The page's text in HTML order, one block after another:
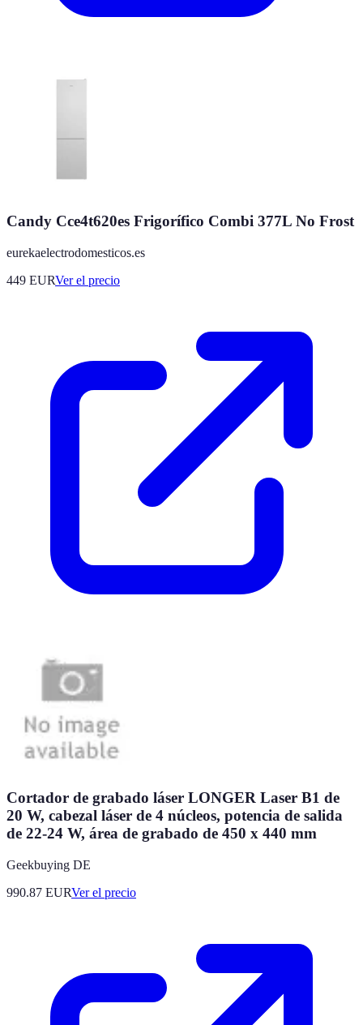
Candy Cce4t620es Frigorífico Combi 377L No Frost
eurekaelectrodomesticos.es
449 EURVer el precio
Cortador de grabado láser LONGER Laser B1 de
20 W, cabezal láser de 4 núcleos, potencia de salida
de 22-24 W, área de grabado de 450 x 440 mm
Geekbuying DE
990.87 EURVer el precio